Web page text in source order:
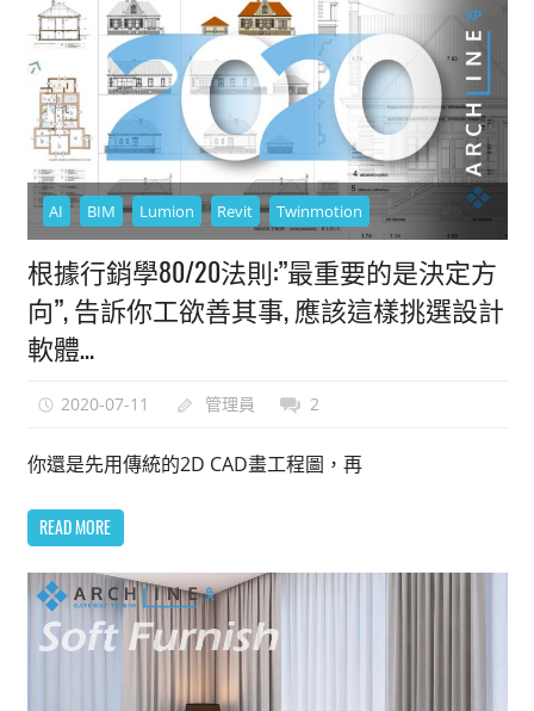
AI BIM Lumion Revit Twinmotion
根據行銷學80/20法則:”最重要的是決定方
向”, 告訴你工欲善其事, 應該這樣挑選設計
軟體…
2020-07-11 管理員 2
你還是先用傳統的2D CAD畫工程圖，再
READ MORE